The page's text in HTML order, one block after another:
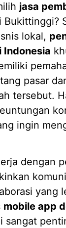
jasa
Bukittinggi?
lokal,
Indonesia
pasar
tersebut.
ingin
dengan
yang
mobile app
sangat